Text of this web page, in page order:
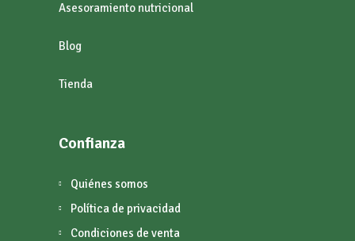
Asesoramiento nutricional
Blog
Tienda
Confianza
Quiénes somos
Política de privacidad
Condiciones de venta